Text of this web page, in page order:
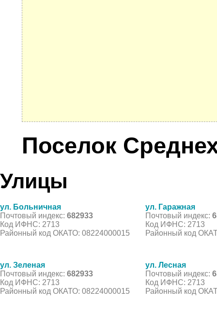
Поселок
Улицы
ул. Больничная
Почтовый индекс: 682933
Код ИФНС: 2713
Районный код ОКАТО: 08224000015
ул. Гаражная
Почтовый индекс:
Код ИФНС: 2713
Районный код
ул. Зеленая
Почтовый индекс: 682933
Код ИФНС: 2713
Районный код ОКАТО: 08224000015
ул. Лесная
Почтовый индекс:
Код ИФНС: 2713
Районный код